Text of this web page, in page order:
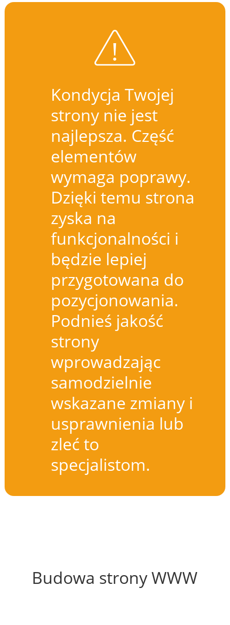
Kondycja Twojej
strony nie jest
najlepsza. Część
elementów
wymaga poprawy.
Dzięki temu strona
zyska na
funkcjonalności i
będzie lepiej
przygotowana do
pozycjonowania.
Podnieś jakość
strony
wprowadzając
samodzielnie
wskazane zmiany i
usprawnienia lub
zleć to
specjalistom.
Budowa strony WWW